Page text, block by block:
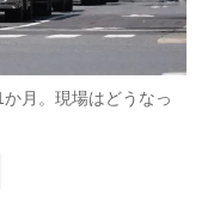
月。現場はどうなっ